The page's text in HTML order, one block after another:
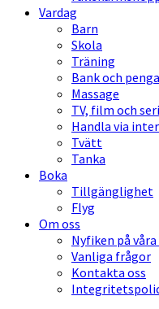
Vardag
Barn
Skola
Träning
Bank och
Massage
TV, film och
Handla via
Tvätt
Tanka
Boka
Tillgänglighet
Flyg
Om oss
Nyfiken på
Vanliga frågor
Kontakta oss